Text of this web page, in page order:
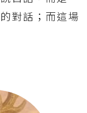
對話；而這場